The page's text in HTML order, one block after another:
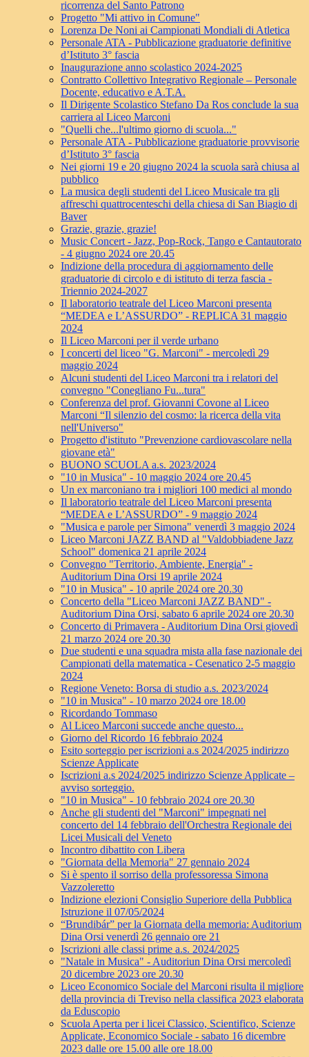
ricorrenza del Santo Patrono
Progetto "Mi attivo in Comune"
Lorenza De Noni ai Campionati Mondiali di Atletica
Personale ATA - Pubblicazione graduatorie definitive
d’Istituto 3° fascia
Inaugurazione anno scolastico 2024-2025
Contratto Collettivo Integrativo Regionale – Personale
Docente, educativo e A.T.A.
Il Dirigente Scolastico Stefano Da Ros conclude la sua
carriera al Liceo Marconi
"Quelli che...l'ultimo giorno di scuola..."
Personale ATA - Pubblicazione graduatorie provvisorie
d’Istituto 3° fascia
Nei giorni 19 e 20 giugno 2024 la scuola sarà chiusa al
pubblico
La musica degli studenti del Liceo Musicale tra gli
affreschi quattrocenteschi della chiesa di San Biagio di
Baver
Grazie, grazie, grazie!
Music Concert - Jazz, Pop-Rock, Tango e Cantautorato
- 4 giugno 2024 ore 20.45
Indizione della procedura di aggiornamento delle
graduatorie di circolo e di istituto di terza fascia -
Triennio 2024-2027
Il laboratorio teatrale del Liceo Marconi presenta
“MEDEA e L’ASSURDO” - REPLICA 31 maggio
2024
Il Liceo Marconi per il verde urbano
I concerti del liceo "G. Marconi" - mercoledì 29
maggio 2024
Alcuni studenti del Liceo Marconi tra i relatori del
convegno "Conegliano Fu...tura"
Conferenza del prof. Giovanni Covone al Liceo
Marconi “Il silenzio del cosmo: la ricerca della vita
nell'Universo"
Progetto d'istituto "Prevenzione cardiovascolare nella
giovane età"
BUONO SCUOLA a.s. 2023/2024
"10 in Musica" - 10 maggio 2024 ore 20.45
Un ex marconiano tra i migliori 100 medici al mondo
Il laboratorio teatrale del Liceo Marconi presenta
“MEDEA e L’ASSURDO” - 9 maggio 2024
"Musica e parole per Simona" venerdì 3 maggio 2024
Liceo Marconi JAZZ BAND al "Valdobbiadene Jazz
School" domenica 21 aprile 2024
Convegno "Territorio, Ambiente, Energia" -
Auditorium Dina Orsi 19 aprile 2024
"10 in Musica" - 10 aprile 2024 ore 20.30
Concerto della "Liceo Marconi JAZZ BAND" -
Auditorium Dina Orsi, sabato 6 aprile 2024 ore 20.30
Concerto di Primavera - Auditorium Dina Orsi giovedì
21 marzo 2024 ore 20.30
Due studenti e una squadra mista alla fase nazionale dei
Campionati della matematica - Cesenatico 2-5 maggio
2024
Regione Veneto: Borsa di studio a.s. 2023/2024
"10 in Musica" - 10 marzo 2024 ore 18.00
Ricordando Tommaso
Al Liceo Marconi succede anche questo...
Giorno del Ricordo 16 febbraio 2024
Esito sorteggio per iscrizioni a.s 2024/2025 indirizzo
Scienze Applicate
Iscrizioni a.s 2024/2025 indirizzo Scienze Applicate –
avviso sorteggio.
"10 in Musica" - 10 febbraio 2024 ore 20.30
Anche gli studenti del "Marconi" impegnati nel
concerto del 14 febbraio dell'Orchestra Regionale dei
Licei Musicali del Veneto
Incontro dibattito con Libera
"Giornata della Memoria" 27 gennaio 2024
Si è spento il sorriso della professoressa Simona
Vazzoleretto
Indizione elezioni Consiglio Superiore della Pubblica
Istruzione il 07/05/2024
“Brundibár” per la Giornata della memoria: Auditorium
Dina Orsi venerdì 26 gennaio ore 21
Iscrizioni alle classi prime a.s. 2024/2025
"Natale in Musica" - Auditoriun Dina Orsi mercoledì
20 dicembre 2023 ore 20.30
Liceo Economico Sociale del Marconi risulta il migliore
della provincia di Treviso nella classifica 2023 elaborata
da Eduscopio
Scuola Aperta per i licei Classico, Scientifico, Scienze
Applicate, Economico Sociale - sabato 16 dicembre
2023 dalle ore 15.00 alle ore 18.00